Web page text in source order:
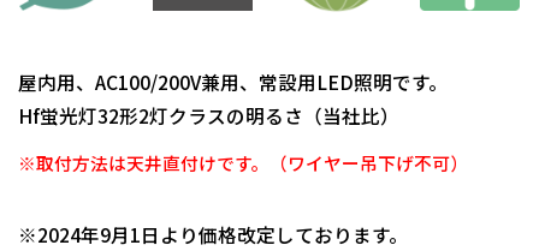
屋内用、AC100/200V兼用、常設用LED照明です。
Hf蛍光灯32形2灯クラスの明るさ（当社比）
※取付方法は天井直付けです。（ワイヤー吊下げ不可）
※2024年9月1日より価格改定しております。